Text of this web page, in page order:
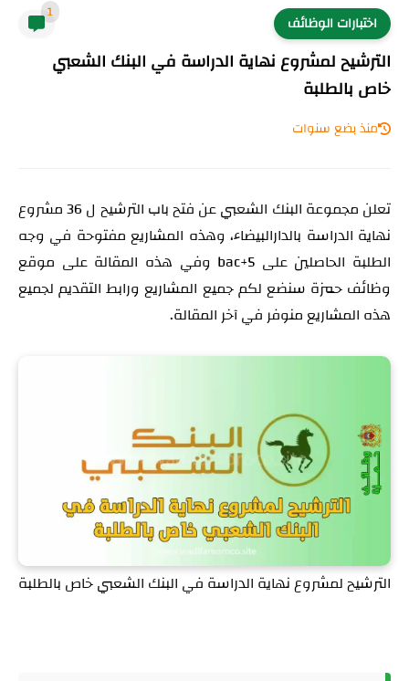
اختبارات الوظائف 1
الترشيح لمشروع نهاية الدراسة في البنك الشعبي
خاص بالطلبة
منذ بضع سنوات
تعلن مجموعة البنك الشعبي عن فتح باب الترشيح ل 36 مشروع
نهاية الدراسة بالدارالبيضاء، وهذه المشاريع مفتوحة في وجه
الطلبة الحاصلين على bac+5 وفي هذه المقالة على موقع
وظائف حمزة سنضع لكم جميع المشاريع ورابط التقديم لجميع
هذه المشاريع منوفر في آخر المقالة.
الترشيح لمشروع نهاية الدراسة في البنك الشعبي خاص بالطلبة